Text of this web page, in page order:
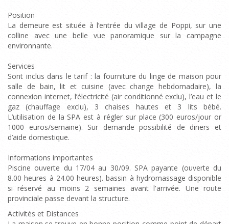
Position
La demeure est située à l’entrée du village de Poppi, sur une
colline avec une belle vue panoramique sur la campagne
environnante.
Services
Sont inclus dans le tarif : la fourniture du linge de maison pour
salle de bain, lit et cuisine (avec change hebdomadaire), la
connexion internet, l’électricité (air conditionné exclu), l’eau et le
gaz (chauffage exclu), 3 chaises hautes et 3 lits bébé.
L’utilisation de la SPA est à régler sur place (300 euros/jour or
1000 euros/semaine). Sur demande possibilité de diners et
d’aide domestique.
Informations importantes
Piscine ouverte du 17/04 au 30/09. SPA payante (ouverte du
8.00 heures à 24.00 heures). bassin à hydromassage disponible
si réservé au moins 2 semaines avant l'arrivée. Une route
provinciale passe devant la structure.
Activités et Distances